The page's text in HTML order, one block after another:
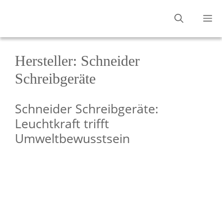
Hersteller: Schneider
Schreibgeräte
Schneider Schreibgeräte:
Leuchtkraft trifft
Umweltbewusstsein